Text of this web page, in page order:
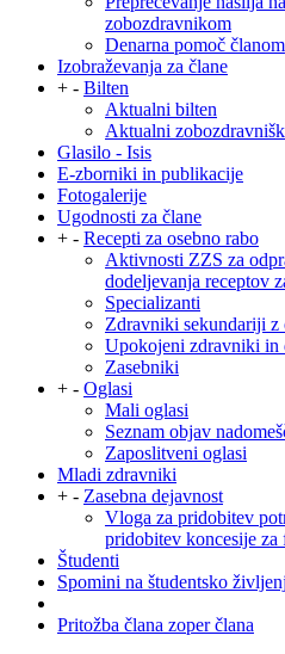
zobozdravnikom
Denarna pomoč članom
Izobraževanja za člane
+ - Bilten
Aktualni bilten
Aktualni
Glasilo - Isis
E-zborniki in publikacije
Fotogalerije
Ugodnosti za člane
+ - Recepti za osebno rabo
Aktivnosti ZZS za
dodeljevanja receptov
Specializanti
Zdravniki sekundariji
Upokojeni zdravniki in
Zasebniki
+ - Oglasi
Mali oglasi
Seznam objav
Zaposlitveni oglasi
Mladi zdravniki
+ - Zasebna dejavnost
Vloga za pridobitev
pridobitev koncesije za
Študenti
Spomini na študentsko
Pritožba člana zoper člana